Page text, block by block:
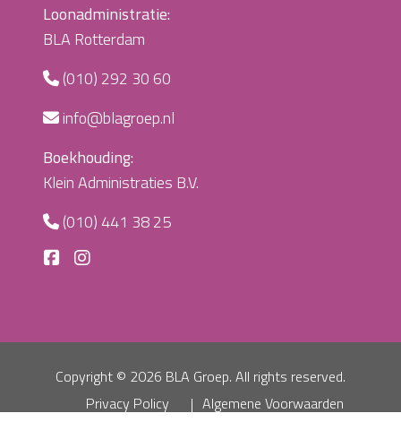
Loonadministratie:
BLA Rotterdam
(010) 292 30 60
info@blagroep.nl
Boekhouding:
Klein Administraties B.V.
(010) 441 38 25
Copyright © 2026 BLA Groep. All rights reserved.
Privacy Policy
Algemene Voorwaarden